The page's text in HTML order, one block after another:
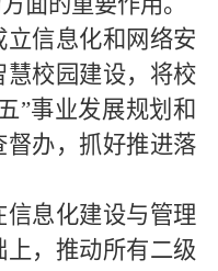
信息化和网络安
校园建设，将校
”事业发展规划和
办，抓好推进落
息化建设与管理
，推动所有二级